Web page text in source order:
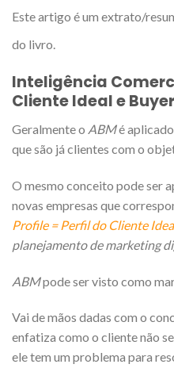
Este artigo é um extrato/
do livro.
Inteligência
Cliente Ideal e
Geralmente o ABMé
que são já clientes com o
O mesmo conceito pode ser
novas empresas que
Profile = Perfil do Cliente
planejamento de marketing
ABMpode ser visto como
Vai de mãos dadas com o
enfatiza como o cliente não
ele tem um problema para